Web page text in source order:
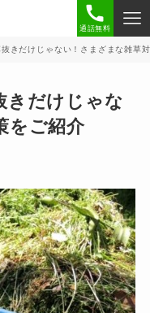
通話無料
きだけじゃない！さまざまな雑草
きだけじゃな
をご紹介